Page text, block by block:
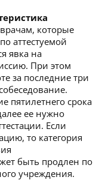
которые
аттестуемой
явка на
При этом
за последние три
пятилетнего срока
ее нужно
Если
то категория
быть продлен по
учреждения.